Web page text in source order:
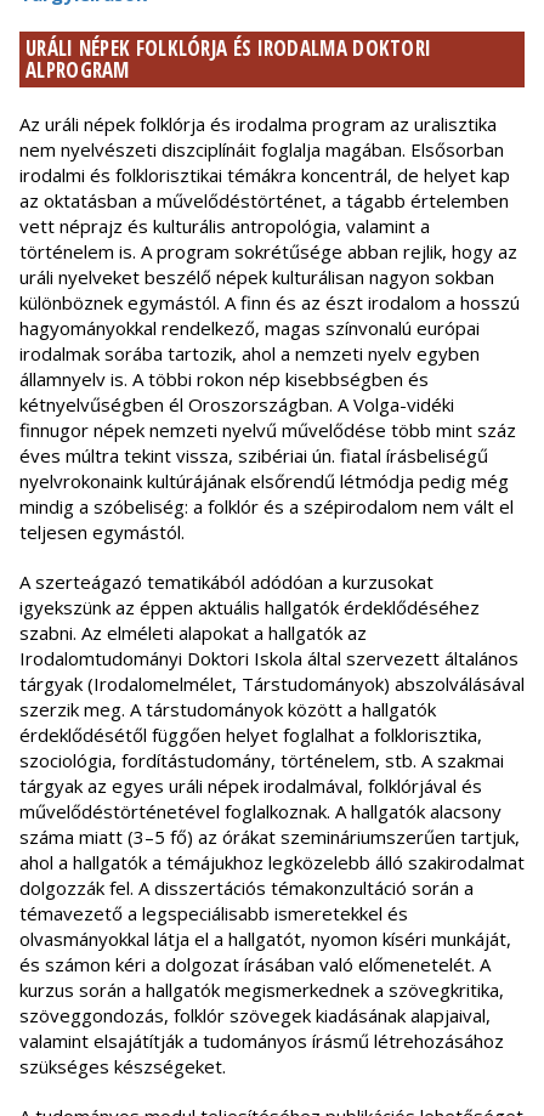
URÁLI NÉPEK FOLKLÓRJA ÉS IRODALMA DOKTORI
ALPROGRAM
Az uráli népek folklórja és irodalma program az uralisztika
nem nyelvészeti diszciplínáit foglalja magában. Elsősorban
irodalmi és folklorisztikai témákra koncentrál, de helyet kap
az oktatásban a művelődéstörténet, a tágabb értelemben
vett néprajz és kulturális antropológia, valamint a
történelem is. A program sokrétűsége abban rejlik, hogy az
uráli nyelveket beszélő népek kulturálisan nagyon sokban
különböznek egymástól. A finn és az észt irodalom a hosszú
hagyományokkal rendelkező, magas színvonalú európai
irodalmak sorába tartozik, ahol a nemzeti nyelv egyben
államnyelv is. A többi rokon nép kisebbségben és
kétnyelvűségben él Oroszországban. A Volga-vidéki
finnugor népek nemzeti nyelvű művelődése több mint száz
éves múltra tekint vissza, szibériai ún. fiatal írásbeliségű
nyelvrokonaink kultúrájának elsőrendű létmódja pedig még
mindig a szóbeliség: a folklór és a szépirodalom nem vált el
teljesen egymástól.
A szerteágazó tematikából adódóan a kurzusokat
igyekszünk az éppen aktuális hallgatók érdeklődéséhez
szabni. Az elméleti alapokat a hallgatók az
Irodalomtudományi Doktori Iskola által szervezett általános
tárgyak (Irodalomelmélet, Társtudományok) abszolválásával
szerzik meg. A társtudományok között a hallgatók
érdeklődésétől függően helyet foglalhat a folklorisztika,
szociológia, fordítástudomány, történelem, stb. A szakmai
tárgyak az egyes uráli népek irodalmával, folklórjával és
művelődéstörténetével foglalkoznak. A hallgatók alacsony
száma miatt (3–5 fő) az órákat szemináriumszerűen tartjuk,
ahol a hallgatók a témájukhoz legközelebb álló szakirodalmat
dolgozzák fel. A disszertációs témakonzultáció során a
témavezető a legspeciálisabb ismeretekkel és
olvasmányokkal látja el a hallgatót, nyomon kíséri munkáját,
és számon kéri a dolgozat írásában való előmenetelét. A
kurzus során a hallgatók megismerkednek a szövegkritika,
szöveggondozás, folklór szövegek kiadásának alapjaival,
valamint elsajátítják a tudományos írásmű létrehozásához
szükséges készségeket.